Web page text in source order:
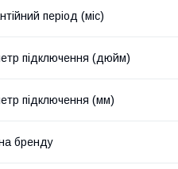
період (міс)
підключення (дюйм)
підключення (мм)
бренду